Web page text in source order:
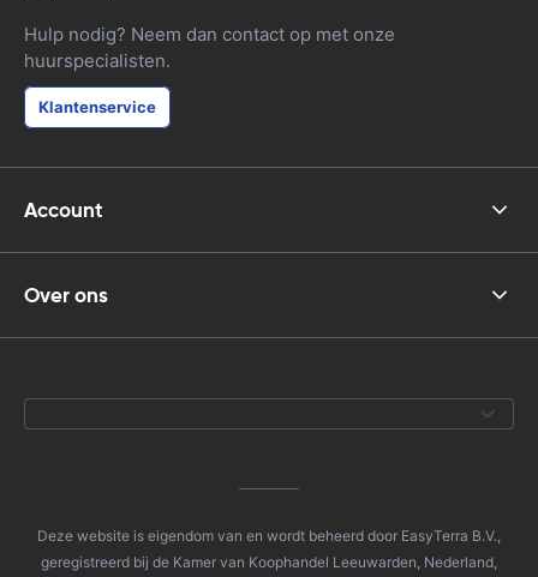
Hulp nodig? Neem dan contact op met onze
huurspecialisten.
Klantenservice
Account
Over ons
Deze website is eigendom van en wordt beheerd door EasyTerra B.V.,
geregistreerd bij de Kamer van Koophandel Leeuwarden, Nederland,